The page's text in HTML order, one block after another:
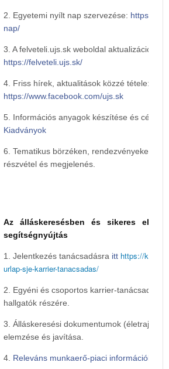
2. Egyetemi nyílt nap szervezése: https://
nap/
3. A felveteli.ujs.sk weboldal aktualizációja:
https://felveteli.ujs.sk/
4. Friss hírek, aktualitások közzé tétele:
https://www.facebook.com/ujs.sk
5. Információs anyagok készítése és célba
Kiadványok
6. Tematikus börzéken, rendezvényeken és
részvétel és megjelenés.
Az álláskeresésben és sikeres
segítségnyújtás
1. Jelentkezés tanácsadásra itt https://
urlap-sje-karrier-tanacsadas/
2. Egyéni és csoportos karrier-
hallgatók részére.
3. Álláskeresési dokumentumok (életrajz,
elemzése és javítása.
4. Releváns munkaerő-piaci információk